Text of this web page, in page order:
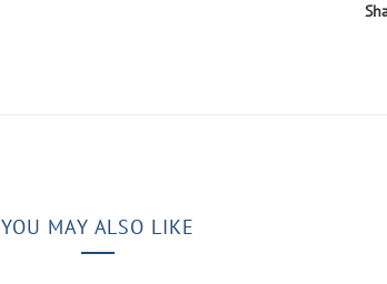
YOU MAY ALSO LIKE